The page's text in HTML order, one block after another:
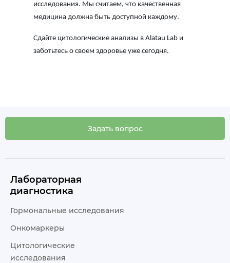
исследования. Мы считаем, что качественная
медицина должна быть доступной каждому.
Сдайте цитологические анализы в Alatau Lab и
заботьтесь о своем здоровье уже сегодня.
Задать вопрос
Лабораторная
диагностика
Гормональные исследования
Онкомаркеры
Цитологические
исследования